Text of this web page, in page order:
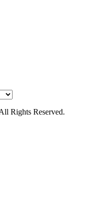
Rights Reserved.